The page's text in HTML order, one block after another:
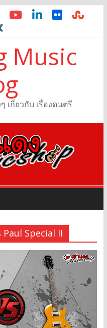
Music
เกี่ยวกับ เรื่องดนตรี
Paul Special II